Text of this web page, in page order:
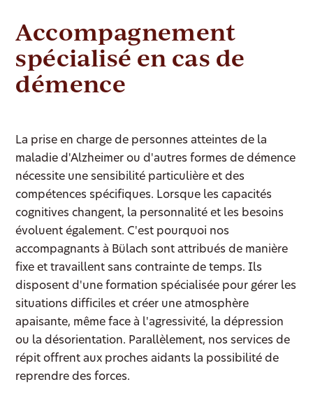
Accompagnement
spécialisé en cas de
démence
La prise en charge de personnes atteintes de la
maladie d'Alzheimer ou d'autres formes de démence
nécessite une sensibilité particulière et des
compétences spécifiques. Lorsque les capacités
cognitives changent, la personnalité et les besoins
évoluent également. C'est pourquoi nos
accompagnants à Bülach sont attribués de manière
fixe et travaillent sans contrainte de temps. Ils
disposent d'une formation spécialisée pour gérer les
situations difficiles et créer une atmosphère
apaisante, même face à l'agressivité, la dépression
ou la désorientation. Parallèlement, nos services de
répit offrent aux proches aidants la possibilité de
reprendre des forces.